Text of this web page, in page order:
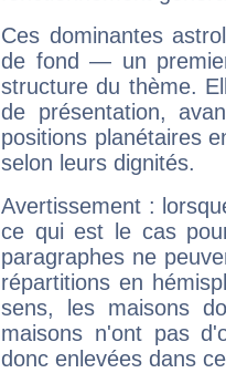
Ces dominantes
de fond — un
structure du thème.
de présentation,
positions planétaires
selon leurs dignités.
Avertissement :
ce qui est le cas
paragraphes ne
répartitions en
sens, les maisons
maisons n'ont pas
donc enlevées dans